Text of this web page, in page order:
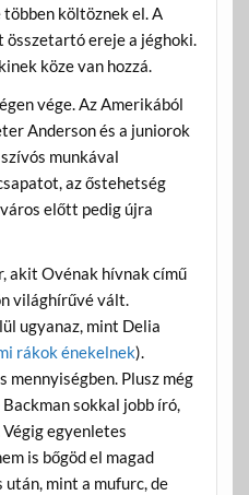
költöznek el. A
ereje a jéghoki.
köze van hozzá.
vége. Az Amerikából
Anderson és a juniorok
munkával
az őstehetség
előtt pedig újra
akit Ovénak hívnak című
világhírűvé vált.
ugyanaz, mint Delia
rákok énekelnek).
mennyiségben. Plusz még
sokkal jobb író,
egyenletes
is bőgöd el magad
után, mint a mufurc, de